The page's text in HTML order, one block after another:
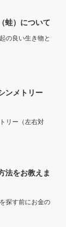
蛙）について
の良い生き物と
ンメトリー
リー（左右対
法をお教えま
探す前にお金の